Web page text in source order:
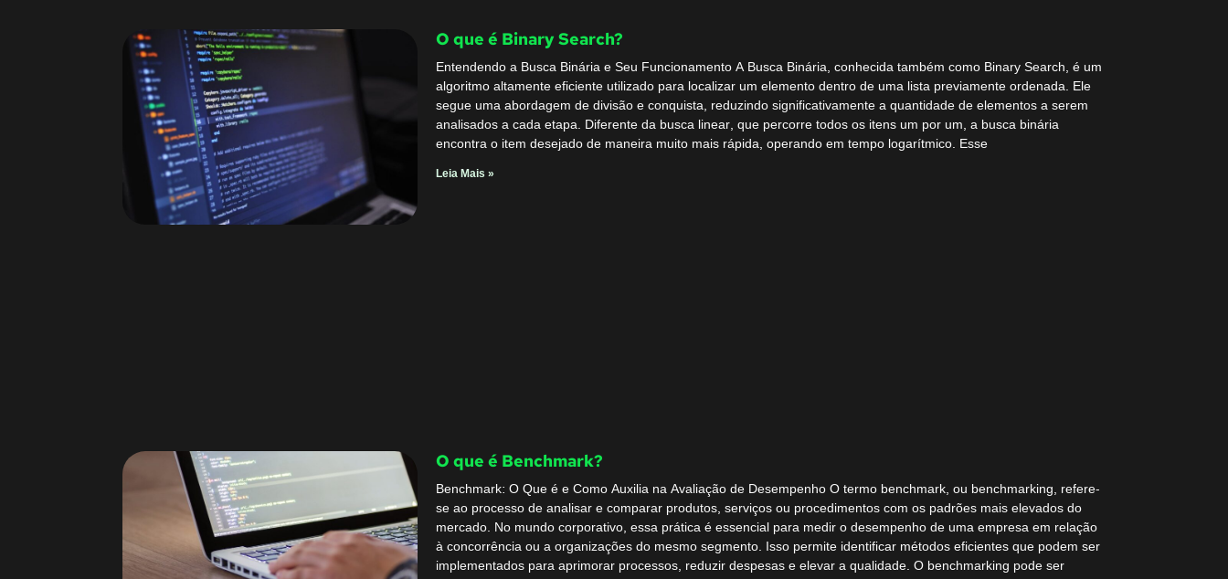
O que é Binary Search?
Entendendo a Busca Binária e Seu Funcionamento A Busca Binária, conhecida também como Binary Search, é um
algoritmo altamente eficiente utilizado para localizar um elemento dentro de uma lista previamente ordenada. Ele
segue uma abordagem de divisão e conquista, reduzindo significativamente a quantidade de elementos a serem
analisados a cada etapa. Diferente da busca linear, que percorre todos os itens um por um, a busca binária
encontra o item desejado de maneira muito mais rápida, operando em tempo logarítmico. Esse
Leia Mais »
O que é Benchmark?
Benchmark: O Que é e Como Auxilia na Avaliação de Desempenho O termo benchmark, ou benchmarking, refere-
se ao processo de analisar e comparar produtos, serviços ou procedimentos com os padrões mais elevados do
mercado. No mundo corporativo, essa prática é essencial para medir o desempenho de uma empresa em relação
à concorrência ou a organizações do mesmo segmento. Isso permite identificar métodos eficientes que podem ser
implementados para aprimorar processos, reduzir despesas e elevar a qualidade. O benchmarking pode ser